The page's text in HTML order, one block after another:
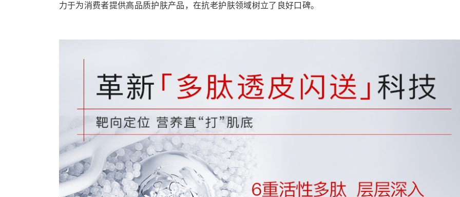
力于为消费者提供高品质护肤产品，在抗老护肤领域树立了良好口碑。